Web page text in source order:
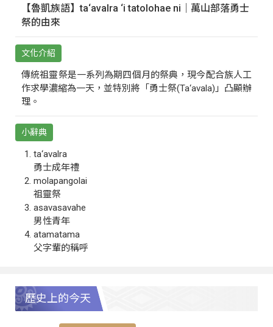
【魯凱族語】ta‘avalra ‘i tatolohae ni｜萬山部落勇士
祭的由來
文化介紹
傳統祖靈祭是一系列為期四個月的祭典，現今配合族人工
作求學濃縮為一天，並特別將「勇士祭(Ta‘avala)」凸顯辦
理。
小辭典
ta‘avalra
勇士成年禮
molapangolai
祖靈祭
asavasavahe
男性青年
atamatama
父字輩的稱呼
歷史上的今天